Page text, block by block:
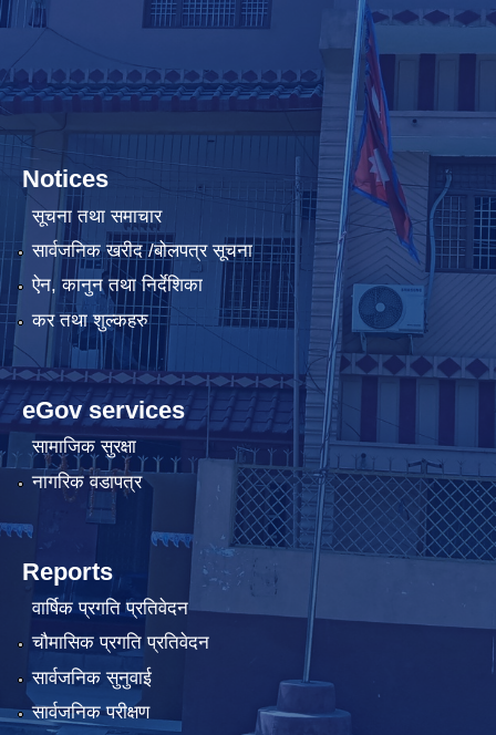
Notices
सूचना तथा समाचार
सार्वजनिक खरीद /बोलपत्र सूचना
ऐन, कानुन तथा निर्देशिका
कर तथा शुल्कहरु
eGov services
सामाजिक सुरक्षा
नागरिक वडापत्र
Reports
वार्षिक प्रगति प्रतिवेदन
चौमासिक प्रगति प्रतिवेदन
सार्वजनिक सुनुवाई
सार्वजनिक परीक्षण